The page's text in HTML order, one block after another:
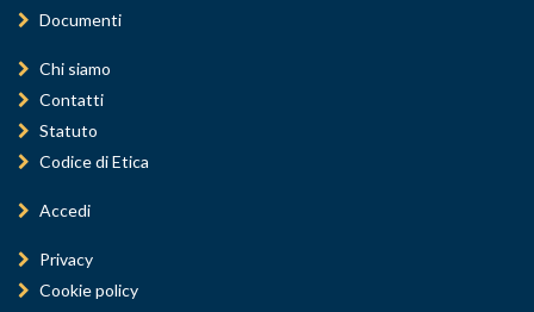
Documenti
Chi siamo
Contatti
Statuto
Codice di Etica
Accedi
Privacy
Cookie policy